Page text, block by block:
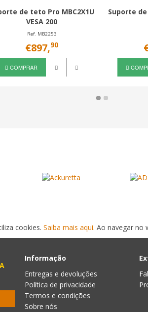
de teto Pro MBC2X1U
VESA 200
Ref. MB2253
€897,90
COMPRAR
Suporte de
cookies. Saiba mais aqui. Ao navegar no
Informação
Entregas e devoluções
Política de privacidade
Termos e condições
Sobre nós